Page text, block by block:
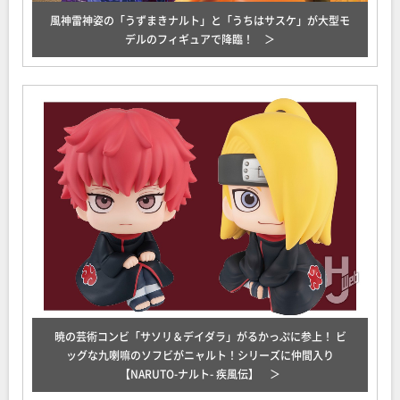
風神雷神姿の「うずまきナルト」と「うちはサスケ」が大型モ
デルのフィギュアで降臨！
暁の芸術コンビ「サソリ＆デイダラ」がるかっぷに参上！ ビ
ッグな九喇嘛のソフビがニャルト！シリーズに仲間入り
【NARUTO-ナルト- 疾風伝】